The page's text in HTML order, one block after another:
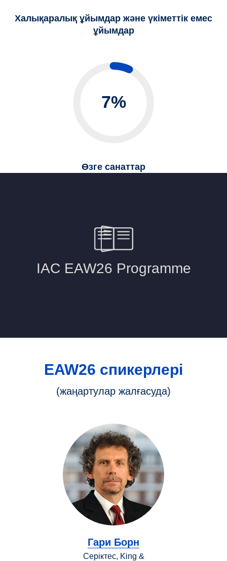
Халықаралық ұйымдар және үкіметтік емес
ұйымдар
7%
Өзге санаттар
EAW26 спикерлері
(жаңартулар жалғасуда)
Гари Борн
Серіктес, King &